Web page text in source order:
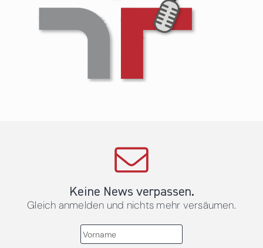
Keine News verpassen.
Gleich anmelden und nichts mehr versäumen.